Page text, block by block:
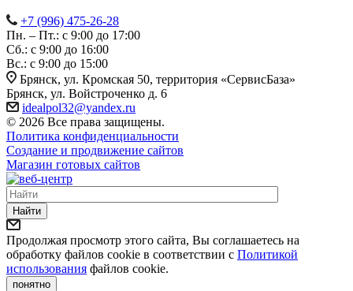
+7 (996) 475-26-28
Пн. – Пт.: с 9:00 до 17:00
Сб.: с 9:00 до 16:00
Bc.: с 9:00 до 15:00
Брянск, ул. Кромская 50, территория «СервисБаза»
Брянск, ул. Войстроченко д. 6
idealpol32@yandex.ru
© 2026 Все права защищены.
Политика конфиденциальности
Создание и продвижение сайтов
Магазин готовых сайтов
Найти
Продолжая просмотр этого сайта, Вы соглашаетесь на
обработку файлов cookie в соответствии с Политикой
использования файлов cookie.
понятно